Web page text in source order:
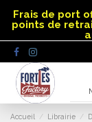
Frais de port
points de
Accueil Librairie